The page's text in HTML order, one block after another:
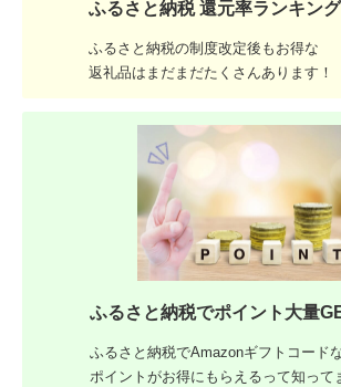
ふるさと納税 還元率ランキン
ふるさと納税の制度改定後もお得な
返礼品はまだまだたくさんあります！
ふるさと納税でポイント大量
ふるさと納税でAmazonギフトコード
ポイントがお得にもらえるって知って